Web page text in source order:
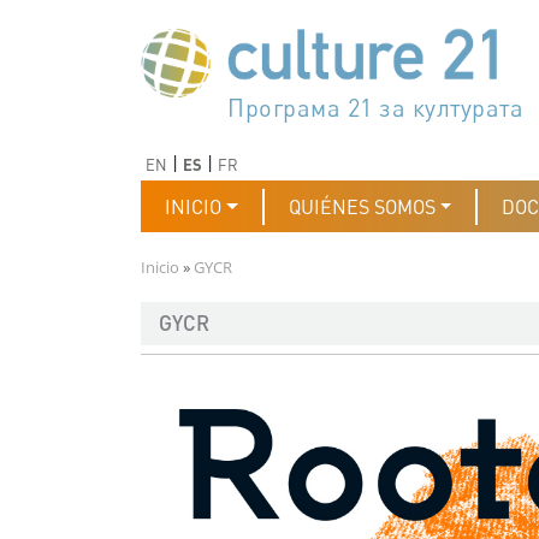
جدول أعمال القرن 21 للثقافة
Програма 21 за културата
Agenda 21 de la cultura
Agjenda 21 për kulturë
Agenda 21 van cultuur
Agenda 21 for culture
Kulturaren Agenda 21
Agenda 21 de la culture
Axenda 21 da cultura
Agenda 21 für Kultur
Agenda 21 della cultura
文化のためのアジェンダ21
دستورکار 21 برای فرهنگ
Agenda 21 dla kultury
Agenda 21 da cultura
Повестка дня 21 для
Agenda 21 za kulturu
Agenda 21 de la cultura
Agenda 21 för kulturen
Kültür için Gündem 21
Порядок денний 21 для
EN ES FR
Navegación principal
INICIO QUIÉNES SOMOS
Ruta de navegación
Inicio GYCR
GYCR